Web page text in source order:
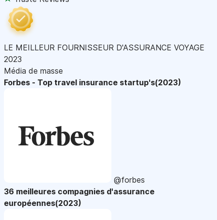
LE MEILLEUR FOURNISSEUR D'ASSURANCE VOYAGE
2023
Média de masse
Forbes - Top travel insurance startup's(2023)
@forbes
36 meilleures compagnies d'assurance
européennes(2023)